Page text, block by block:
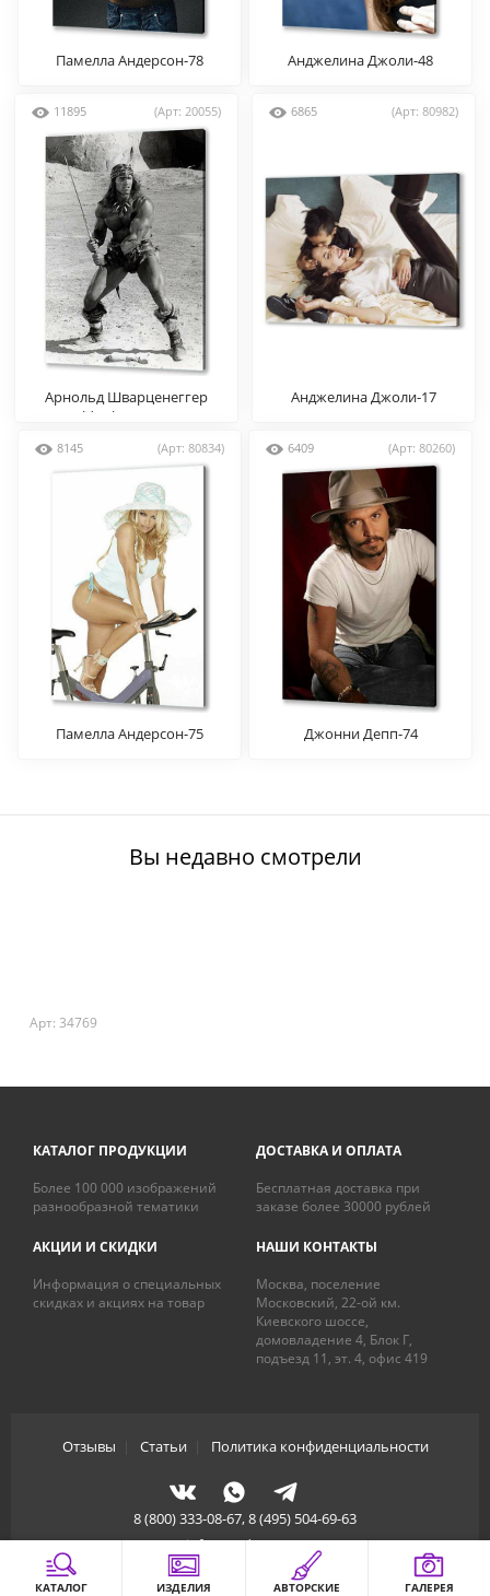
КАТАЛОГ ИЗДЕЛИЯ АВТОРСКИЕ ГАЛЕРЕЯ
Памелла Андерсон-78 Анджелина Джоли-48
11895 (Арт: 20055)
Арнольд Шварценеггер
(Arnold Schwarzenegger)
6865 (Арт: 80982)
Анджелина Джоли-17
8145 (Арт: 80834)
Памелла Андерсон-75
6409 (Арт: 80260)
Джонни Депп-74
Вы недавно смотрели
Арт: 34769
КАТАЛОГ ПРОДУКЦИИ
Более 100 000 изображений
разнообразной тематики
ДОСТАВКА И ОПЛАТА
Бесплатная доставка при
заказе более 30000 рублей
АКЦИИ И СКИДКИ
Информация о специальных
скидках и акциях на товар
НАШИ КОНТАКТЫ
Москва, поселение
Московский, 22-ой км.
Киевского шоссе,
домовладение 4, Блок Г,
подъезд 11, эт. 4, офис 419
Отзывы Статьи| Политика конфиденциальности
8 (800) 333-08-67, 8 (495) 504-69-63
info@artdecory.ru